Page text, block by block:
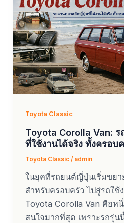
Toyota Classic
Toyota Corolla Van:
ที่ใช้งานได้จริง ทั้งครอบ
Toyota Classic/ admin
ในยุคที่รถยนต์ญี่ปุ่นเริ่มขยา
สำหรับครอบครัว ไปสู่รถใช้
Toyota Corolla Van คือห
สนใจมากที่สุด เพราะรถรุ่น